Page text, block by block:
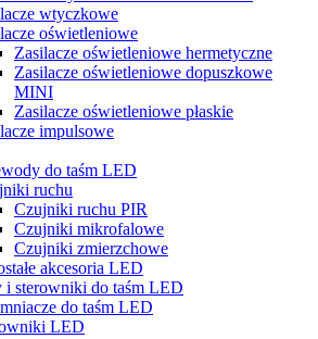
wtyczkowe
oświetleniowe
Zasilacze oświetleniowe hermetyczne
Zasilacze oświetleniowe dopuszkowe
MINI
Zasilacze oświetleniowe płaskie
impulsowe
do taśm LED
ruchu
Czujniki ruchu PIR
Czujniki mikrofalowe
Czujniki zmierzchowe
akcesoria LED
i sterowniki do taśm LED
do taśm LED
LED